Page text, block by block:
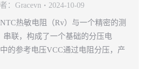
： Gracevn 2024-10-09
热敏电阻（Rv）与一个精密的测
串联，构成了一个基础的分压电
的参考电压VCC通过电阻分压，产